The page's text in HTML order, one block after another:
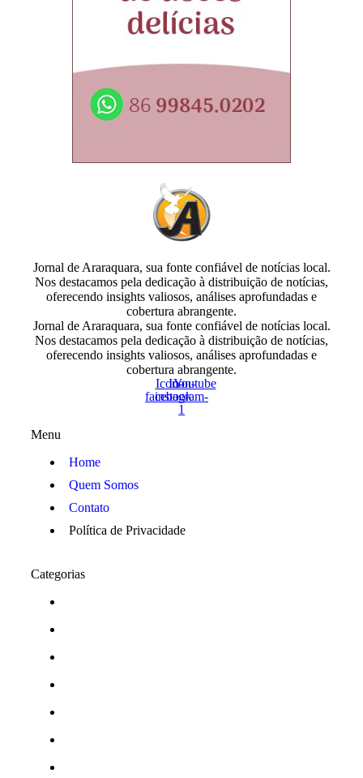
Jornal de Araraquara, sua fonte confiável de notícias local.
Nos destacamos pela dedicação à distribuição de notícias,
oferecendo insights valiosos, análises aprofundadas e
cobertura abrangente.
Jornal de Araraquara, sua fonte confiável de notícias local.
Nos destacamos pela dedicação à distribuição de notícias,
oferecendo insights valiosos, análises aprofundadas e
cobertura abrangente.
Icon-
facebook
Icon-
instagram-
1
Youtube
Menu
Home
Quem Somos
Contato
Política de Privacidade
Categorias